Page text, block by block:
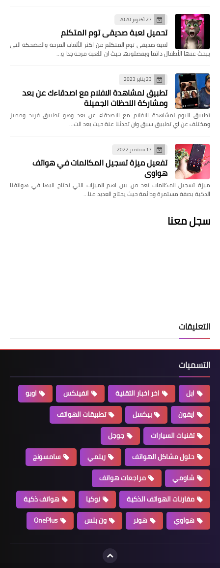
27 أكتوبر 2020
تحميل لعبة صديقي توم المتكلم
لعبة صديقي توم المتكلم من اكثر الألعاب المرحة والمضحكة التي
يبحث عنها الأطفال دائما ويفضلونها حيث ان اللعبة مرحة جدا و…
23 يناير 2023
تطبيق لمشاهدة الافلام مع اصدقاءك عن بعد
ومشاركة اللحظات الجميلة
تطبيق اليوم لمشاهدة الافلام مع الاصدقاء عن بعد وهو تطبيق فريد ومميز
ومختلف عن اي تطبيق سبق وان تحدثنا عنة حيث يعد الت…
17 سبتمبر 2022
تفعيل ميزة تسجيل المكالمات في هواتف
هواوي
ميزة تسجيل المكالمات تعد من بين اهم الميزات التي نحتاج اليها في هواتفنا
الذكية بصفة مستمرة ودائمة حيث يحتاج العديد منا…
سجل معنا
التعليقات
التسميات
ابل اخر اخبار التقنية انفينكس
اوبو
ايفون
بيكسل
تطبيقات الهواتف
تقنيات السيارات
جوجل
حلول مشاكل الهواتف
ريلمي
سامسونج
شاومي
مراجعات هواتف
مقارنات الهواتف الذكية
نوكيا
هواتف ذكية
هواوي
هونر ون بلس OnePlus